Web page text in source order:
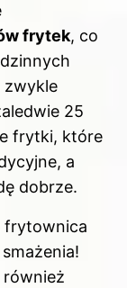
frytek, co
zwykle
25
frytki, które
a
dobrze.
frytownica
również